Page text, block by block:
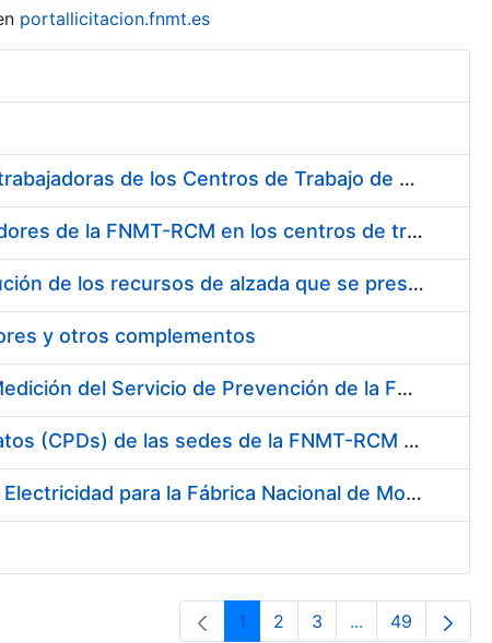
portallicitacion.fnmt.es
Suministro de Protectores Auditivos a medida para las personas trabajadoras de los Centros de Trabajo de Madrid y Burgos
Suministro de gafas graduadas antiproyecciones para los trabajadores de la FNMT-RCM en los centros de trabajo de Madrid y Burgos
Servicios de una empresa externa para el asesoramiento y resolución de los recursos de alzada que se presentan relacionados con procesos de selección para la FNMT-RCM
y otros complementos
Servicio de Calibración y Verificación Externa de los Equipos de Medición del Servicio de Prevención de la FNMT-RCM
Conexión mediante Fibra Óptica de los Centros de Proceso de Datos (CPDs) de las sedes de la FNMT-RCM de Burgos y Madrid
Contratación de acuerdo marco para el Suministro de Material de Electricidad para la Fábrica Nacional de Moneda y Timbre-Real Casa de la Moneda en su centro de trabajo de Burgos
Página
1 Página
2 Página
3 ...PáginasPágina
49